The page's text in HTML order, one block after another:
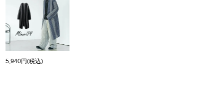
5,940円(税込)